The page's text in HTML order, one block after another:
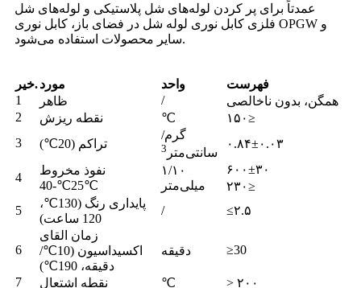
عمدتاً برای پر کردن لوله‌های شل پلاستیکی و لوله‌های شل
فلزی کابل نوری لوله شل در فضای باز، کابل نوری OPGW و
سایر محصولات استفاده می‌شود.
خیر.مورد واحد
فهرست
1
ظاهر /
همگن، بدون ناخالصی
2
نقطه ریزش ℃
۱۵۰≥
3
تراکم (20℃)
گرم/
سانتی‌متر 3 ۰.۸۴±۰.۰۳
4
نفوذ مخروط
25℃-40℃
۱/۱۰
میلی‌متر
۶۰۰±۳۰
۲۳۰≥
5
پایداری رنگ (130℃،
120 ساعت)
/ ≤۲.۵
6
زمان القای
اکسیداسیون (10℃/
دقیقه، 190℃)
دقیقه ≥30
7 نقطه اشتعال ℃
> ۲۰۰